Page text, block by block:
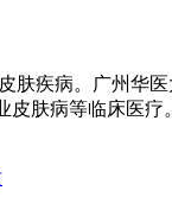
肤疾病。广州
肤病等临床医疗。